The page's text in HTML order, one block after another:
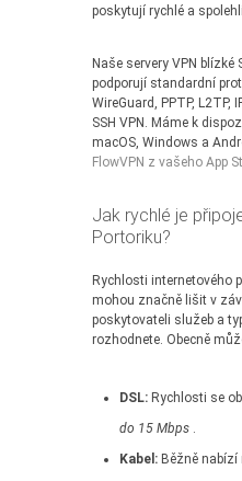
poskytují rychlé a
Naše servery VPN
podporují standardní
WireGuard, PPTP, L2TP,
SSH VPN. Máme k
macOS, Windows a
FlowVPN z vašeho App
Jak rychlé je
Portoriku?
Rychlosti internetového
mohou značně lišit v
poskytovateli služeb a
rozhodnete. Obecně
DSL: Rychlosti se
do 15 Mbps .
Kabel: Běžně